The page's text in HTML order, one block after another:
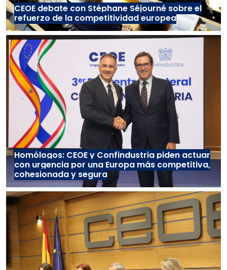
CEOE debate con Stéphane Séjourné sobre el
refuerzo de la competitividad europea
Homólogos: CEOE y Confindustria piden actuar
con urgencia por una Europa más competitiva,
cohesionada y segura